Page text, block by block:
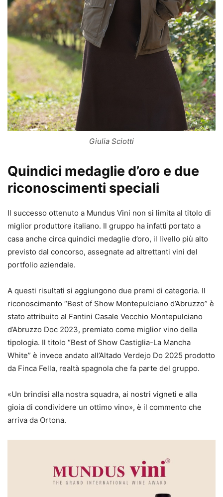
Giulia Sciotti
Quindici medaglie d’oro e due
riconoscimenti speciali
Il successo ottenuto a Mundus Vini non si limita al titolo di
miglior produttore italiano. Il gruppo ha infatti portato a
casa anche circa quindici medaglie d’oro, il livello più alto
previsto dal concorso, assegnate ad altrettanti vini del
portfolio aziendale.
A questi risultati si aggiungono due premi di categoria. Il
riconoscimento “Best of Show Montepulciano d’Abruzzo” è
stato attribuito al Fantini Casale Vecchio Montepulciano
d’Abruzzo Doc 2023, premiato come miglior vino della
tipologia. Il titolo “Best of Show Castiglia-La Mancha
White” è invece andato all’Altado Verdejo Do 2025 prodotto
da Finca Fella, realtà spagnola che fa parte del gruppo.
«Un brindisi alla nostra squadra, ai nostri vigneti e alla
gioia di condividere un ottimo vino», è il commento che
arriva da Ortona.